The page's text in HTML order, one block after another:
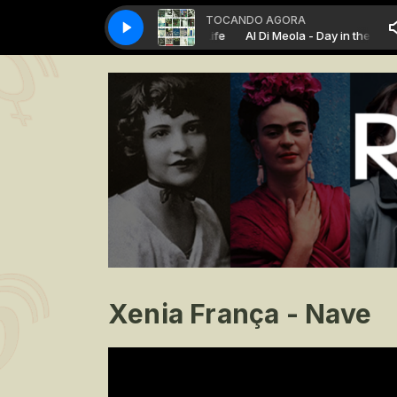
TOCANDO AGORA
Al Di Meola - Day in the Life Al Di Meola - Day in the Life
Xenia França - Nave